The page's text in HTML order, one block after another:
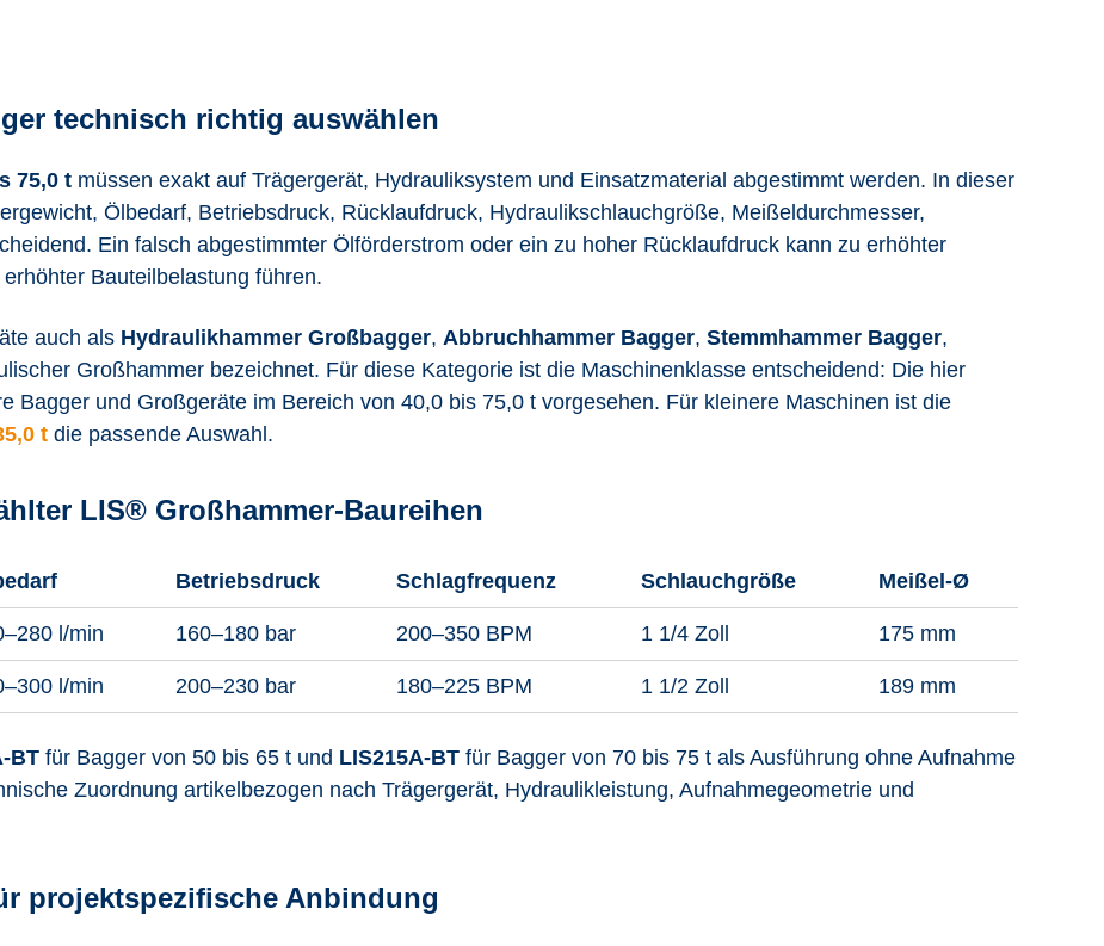
technisch richtig auswählen
75,0 t müssen exakt auf Trägergerät, Hydrauliksystem und Einsatzmaterial abgestimmt werden. In dieser
Ölbedarf, Betriebsdruck, Rücklaufdruck, Hydraulikschlauchgröße, Meißeldurchmesser,
Ein falsch abgestimmter Ölförderstrom oder ein zu hoher Rücklaufdruck kann zu erhöhter
Bauteilbelastung führen.
auch als Hydraulikhammer Großbagger, Abbruchhammer Bagger, Stemmhammer Bagger,
Großhammer bezeichnet. Für diese Kategorie ist die Maschinenklasse entscheidend: Die hier
Bagger und Großgeräte im Bereich von 40,0 bis 75,0 t vorgesehen. Für kleinere Maschinen ist die
t die passende Auswahl.
LIS® Großhammer-Baureihen
Betriebsdruck Schlagfrequenz Schlauchgröße Meißel-Ø
l/min 160–180 bar 200–350 BPM 1 1/4 Zoll 175 mm
l/min 200–230 bar 180–225 BPM 1 1/2 Zoll 189 mm
BT für Bagger von 50 bis 65 t und LIS215A-BT für Bagger von 70 bis 75 t als Ausführung ohne Aufnahme
Zuordnung artikelbezogen nach Trägergerät, Hydraulikleistung, Aufnahmegeometrie und
projektspezifische Anbindung